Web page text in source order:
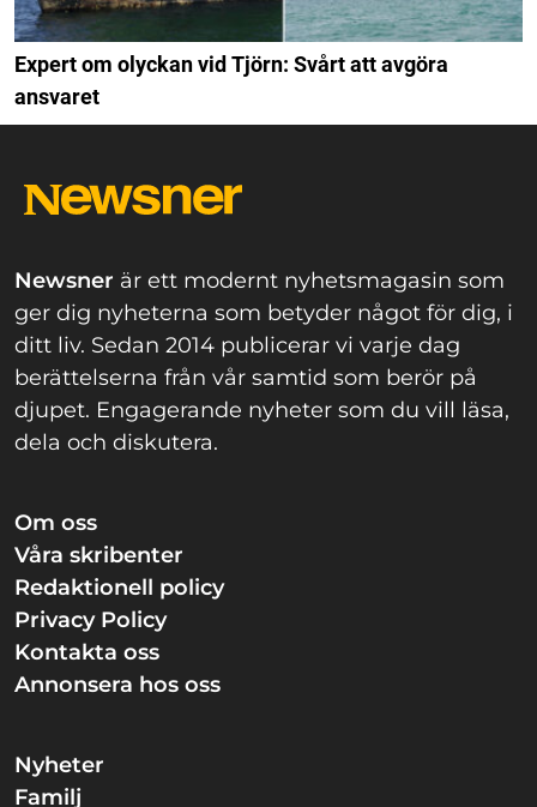
Expert om olyckan vid Tjörn: Svårt att avgöra
ansvaret
Newsner är ett modernt nyhetsmagasin som
ger dig nyheterna som betyder något för dig, i
ditt liv. Sedan 2014 publicerar vi varje dag
berättelserna från vår samtid som berör på
djupet. Engagerande nyheter som du vill läsa,
dela och diskutera.
Om oss
Våra skribenter
Redaktionell policy
Privacy Policy
Kontakta oss
Annonsera hos oss
Nyheter
Familj